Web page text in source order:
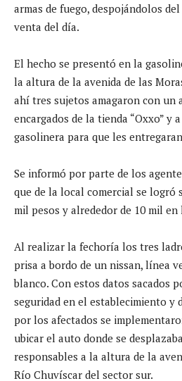
armas de fuego, despojándolos
venta del día.
El hecho se presentó en la
la altura de la avenida de las
ahí tres sujetos amagaron con un
encargados de la tienda “Oxxo” y
gasolinera para que les
Se informó por parte de los
que de la local comercial se logró
mil pesos y alrededor de 10 mil en
Al realizar la fechoría los tres
prisa a bordo de un nissan, línea
blanco. Con estos datos sacados
seguridad en el establecimiento y
por los afectados se
ubicar el auto donde se
responsables a la altura de la
Río Chuvíscar del sector sur.